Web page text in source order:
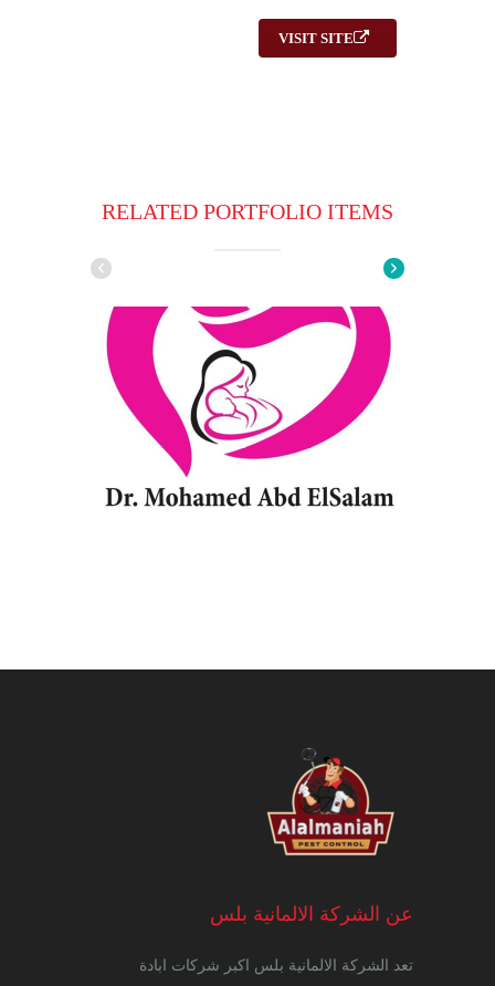
VISIT SITE
RELATED PORTFOLIO ITEMS
عن الشركة الالمانية بلس
تعد الشركة الالمانية بلس اكبر شركات ابادة